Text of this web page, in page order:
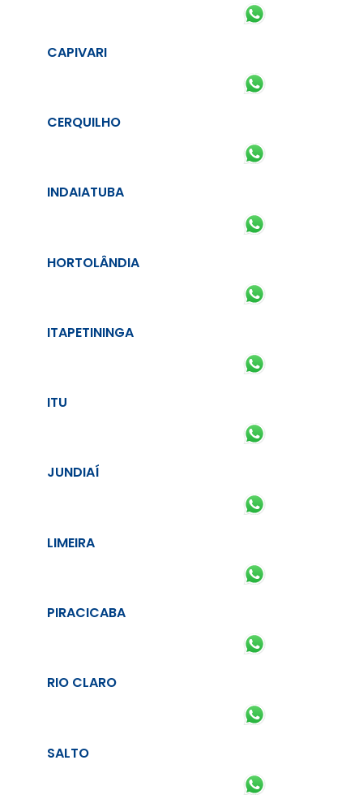
CAPIVARI
CERQUILHO
INDAIATUBA
HORTOLÂNDIA
ITAPETININGA
ITU
JUNDIAÍ
LIMEIRA
PIRACICABA
RIO CLARO
SALTO